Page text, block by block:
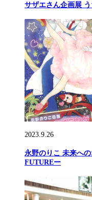
サザエさん企画展
2023.9.26
永野のりこ 未来へ
FUTUREー